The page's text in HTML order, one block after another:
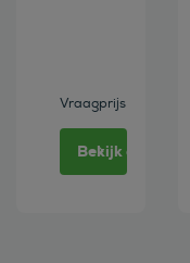
Vraagprijs
Bekijk deze auto